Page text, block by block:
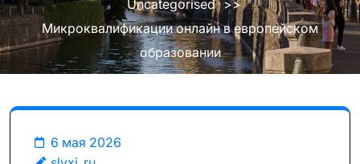
Uncategorised >>
Микроквалификации онлайн в европейском
образовании
6 мая 2026